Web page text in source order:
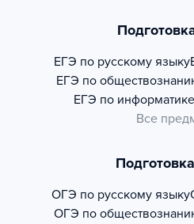
ЕГЭ по русскому языку
ЕГЭ по
ЕГЭ по информатике
Все
ОГЭ по русскому языку
ОГЭ по